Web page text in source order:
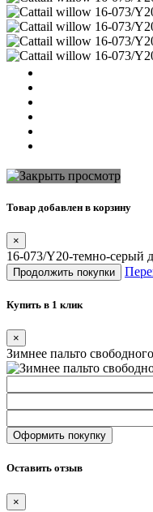
Товар добавлен в корзину
×
16-073/Y20-темно-серый
Продолжить покупки
Купить в 1 клик
×
Зимнее пальто
Оставить отзыв
×